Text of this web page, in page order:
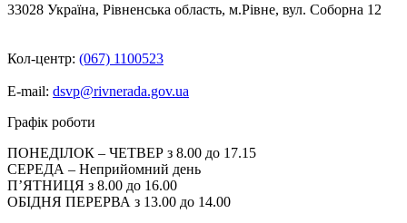
33028 Україна, Рівненська область, м.Рівне, вул. Соборна 12
Кол-центр: (067) 1100523
E-mail: dsvp@rivnerada.gov.ua
Графік роботи
ПОНЕДІЛОК – ЧЕТВЕР з 8.00 до 17.15
СЕРЕДА – Неприйомний день
П’ЯТНИЦЯ з 8.00 до 16.00
ОБІДНЯ ПЕРЕРВА з 13.00 до 14.00